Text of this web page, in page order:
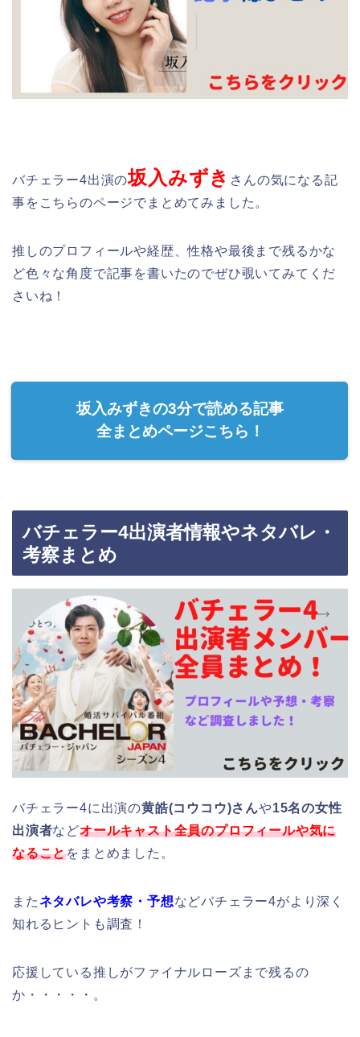
バチェラー4出演の坂入みずき さんの気になる記
事をこちらのページでまとめてみました。
推しのプロフィールや経歴、性格や最後まで残るかな
ど色々な角度で記事を書いたのでぜひ覗いてみてくだ
さいね！
坂入みずきの3分で読める記事
全まとめページこちら！
バチェラー4出演者情報やネタバレ・
考察まとめ
バチェラー4に出演の黄皓(コウコウ)さんや15名の女性
出演者などオールキャスト全員のプロフィールや気に
なることをまとめました。
またネタバレや考察・予想などバチェラー4がより深く
知れるヒントも調査！
応援している推しがファイナルローズまで残るの
か・・・・・。